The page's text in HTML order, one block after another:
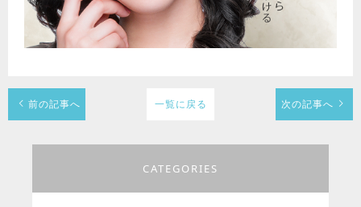
一覧に戻る
前の記事へ 次の記事へ
CATEGORIES